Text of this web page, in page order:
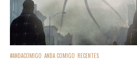
#ANDACOMIGO ANDA COMIGO RECENTES